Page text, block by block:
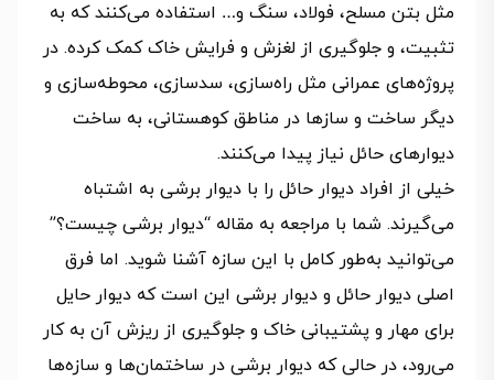
مثل بتن مسلح، فولاد، سنگ و… استفاده می‌کنند که به
تثبیت، و جلوگیری از لغزش و فرایش خاک کمک کرده. در
پروژه‌های عمرانی مثل راه‌سازی، سدسازی، محوطه‌سازی و
دیگر ساخت و سازها در مناطق کوهستانی، به ساخت
دیوارهای حائل نیاز پیدا می‌کنند.
خیلی از افراد دیوار حائل را با دیوار برشی به اشتباه
می‌گیرند. شما با مراجعه به مقاله “دیوار برشی چیست؟”
می‌توانید به‌طور کامل با این سازه آشنا شوید. اما فرق
اصلی دیوار حائل و دیوار برشی این است که دیوار حایل
برای مهار و پشتیبانی خاک و جلوگیری از ریزش آن به کار
می‌رود، در حالی که دیوار برشی در ساختمان‌ها و سازه‌ها